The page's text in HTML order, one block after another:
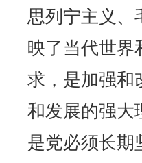
思列宁主义、
映了当代世界
求，是加强和
和发展的强大
是党必须长期